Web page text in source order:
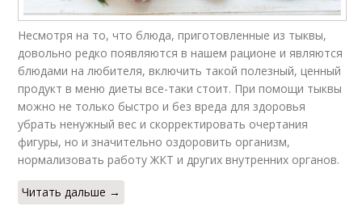
Несмотря на то, что блюда, приготовленные из тыквы,
довольно редко появляются в нашем рационе и являются
блюдами на любителя, включить такой полезный, ценный
продукт в меню диеты все-таки стоит. При помощи тыквы
можно не только быстро и без вреда для здоровья
убрать ненужный вес и скорректировать очертания
фигуры, но и значительно оздоровить организм,
нормализовать работу ЖКТ и других внутренних органов.
Читать дальше →